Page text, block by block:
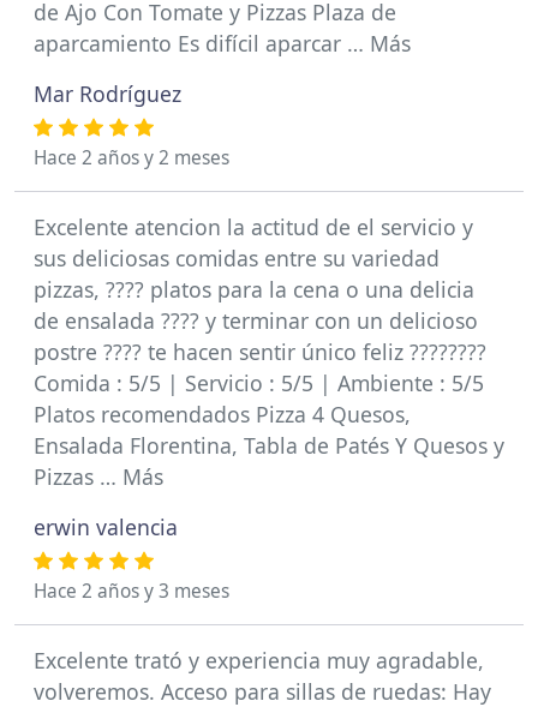
de Ajo Con Tomate y Pizzas Plaza de
aparcamiento Es difícil aparcar … Más
Mar Rodríguez
Hace 2 años y 2 meses
Excelente atencion la actitud de el servicio y
sus deliciosas comidas entre su variedad
pizzas, ???? platos para la cena o una delicia
de ensalada ???? y terminar con un delicioso
postre ???? te hacen sentir único feliz ????????
Comida : 5/5 | Servicio : 5/5 | Ambiente : 5/5
Platos recomendados Pizza 4 Quesos,
Ensalada Florentina, Tabla de Patés Y Quesos y
Pizzas … Más
erwin valencia
Hace 2 años y 3 meses
Excelente trató y experiencia muy agradable,
volveremos. Acceso para sillas de ruedas: Hay